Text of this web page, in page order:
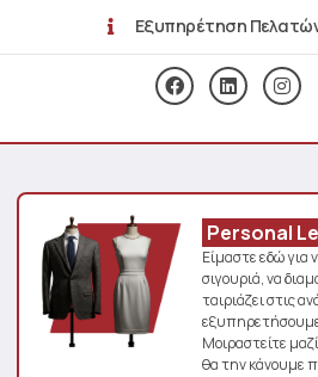
Εξυπηρέτηση
Personal
Είμαστε εδώ για
σιγουριά, να
ταιριάζει στις
εξυπηρετήσουμε
Μοιραστείτε
θα την κάνουμε